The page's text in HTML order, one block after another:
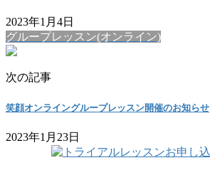
2023年1月4日
グループレッスン(オンライン)
次の記事
笑顔オンライングループレッスン開催のお知らせ
2023年1月23日